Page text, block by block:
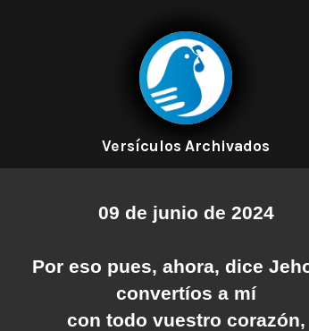
Versículos Archivados
09 de junio de 2024
Por eso pues, ahora, dice
convertíos a mí
con todo vuestro corazón,